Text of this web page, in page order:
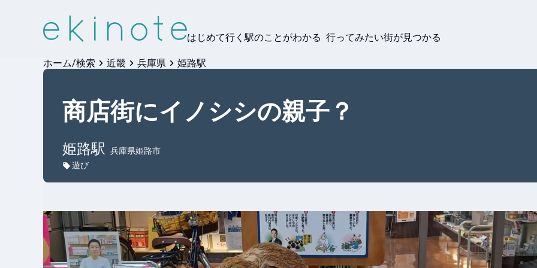
はじめて行く駅のことがわかる 行ってみたい街が見つかる
ホーム/検索 近畿 兵庫県 姫路駅
商店街にイノシシの親子？
姫路駅
兵庫県姫路市
遊び